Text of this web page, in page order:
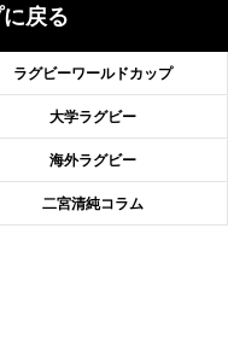
の主審、遠のいた夢」
ニーHCの功績と財産
り」骨太の教育方針
戻る
ラグビーワールドカップ
大学ラグビー
海外ラグビー
二宮清純コラム